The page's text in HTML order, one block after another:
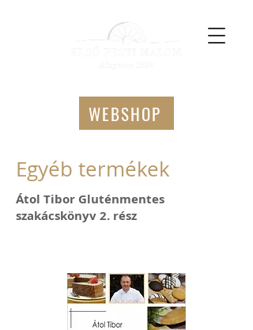
WEBSHOP
Egyéb termékek
Átol Tibor Gluténmentes
szakácskönyv 2. rész